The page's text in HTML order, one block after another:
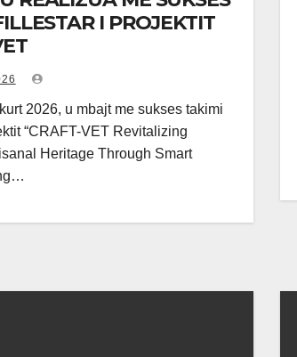
I PROJEKTIT
2026, u mbajt me sukses takimi
“CRAFT-VET Revitalizing
Heritage Through Smart